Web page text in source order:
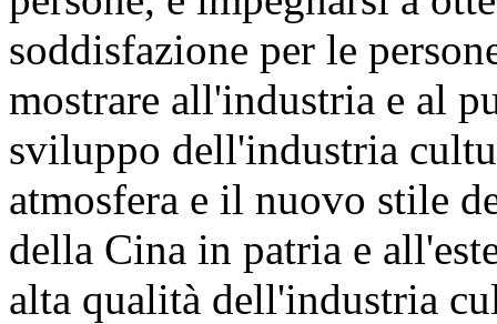
soddisfazione per le
mostrare all'industria e al
sviluppo dell'industria
atmosfera e il nuovo stile
della Cina in patria e
alta qualità dell'industria